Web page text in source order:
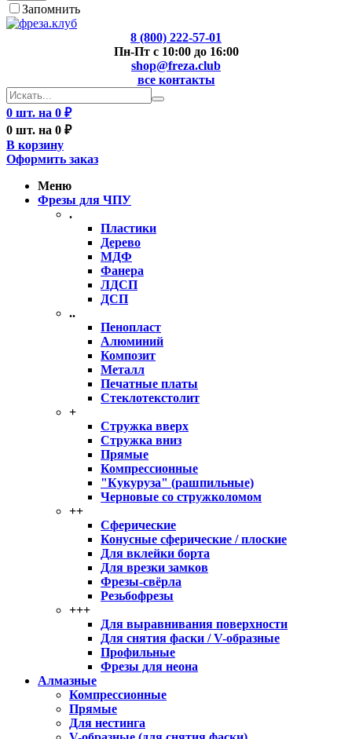
Запомнить
8 (800) 222-57-01
Пн-Пт с 10:00 до 16:00
shop@freza.club
все контакты
0 шт. на 0 ₽
0 шт. на 0 ₽
В корзину
Оформить заказ
Меню
Фрезы для ЧПУ
.
Пластики
Дерево
МДФ
Фанера
ЛДСП
ДСП
..
Пенопласт
Алюминий
Композит
Металл
Печатные платы
Стеклотекстолит
+
Стружка вверх
Стружка вниз
Прямые
Компрессионные
"Кукуруза" (рашпильные)
Черновые со стружколомом
++
Сферические
Конусные сферические / плоские
Для вклейки борта
Для врезки замков
Фрезы-свёрла
Резьбофрезы
+++
Для выравнивания поверхности
Для снятия фаски / V-образные
Профильные
Фрезы для неона
Алмазные
Компрессионные
Прямые
Для нестинга